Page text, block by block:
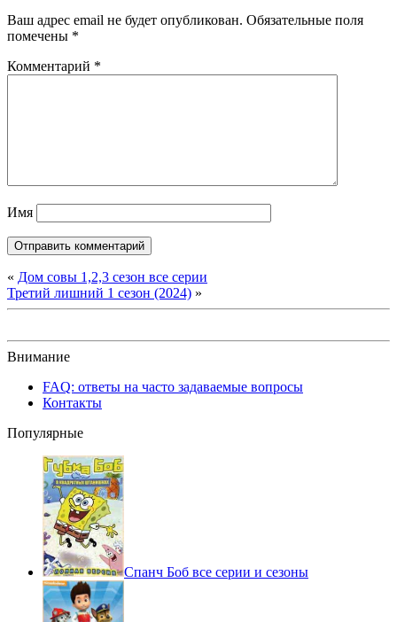
Ваш адрес email не будет опубликован. Обязательные поля
помечены *
Комментарий *
Имя
« Дом совы 1,2,3 сезон все серии
Третий лишний 1 сезон (2024) »
Внимание
FAQ: ответы на часто задаваемые вопросы
Контакты
Популярные
Спанч Боб все серии и сезоны